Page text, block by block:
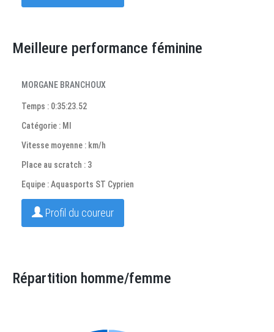
Meilleure performance féminine
MORGANE BRANCHOUX
Temps : 0:35:23.52
Catégorie : MI
Vitesse moyenne : km/h
Place au scratch : 3
Equipe : Aquasports ST Cyprien
Profil du coureur
Répartition homme/femme